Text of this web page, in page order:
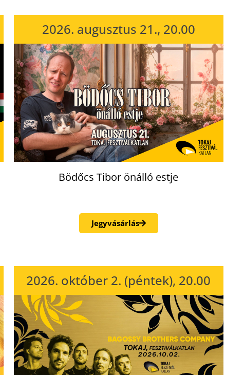
2026. augusztus 21., 20.00
Bödőcs Tibor önálló estje
Jegyvásárlás
2026. október 2. (péntek), 20.00